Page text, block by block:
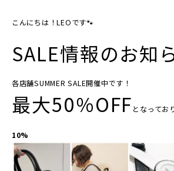
こんにちは！LEOです🐾
SALE情報のお知
各店舗SUMMER SALE開催中です！
最大50％OFF となってお
10%